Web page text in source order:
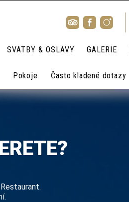
SVATBY & OSLAVY GALERIE
Pokoje Často kladené dotazy